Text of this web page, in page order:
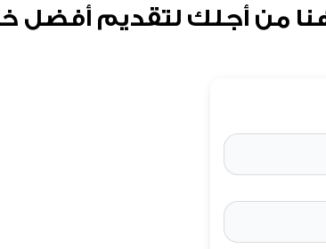
من أجلك لتقديم أفضل